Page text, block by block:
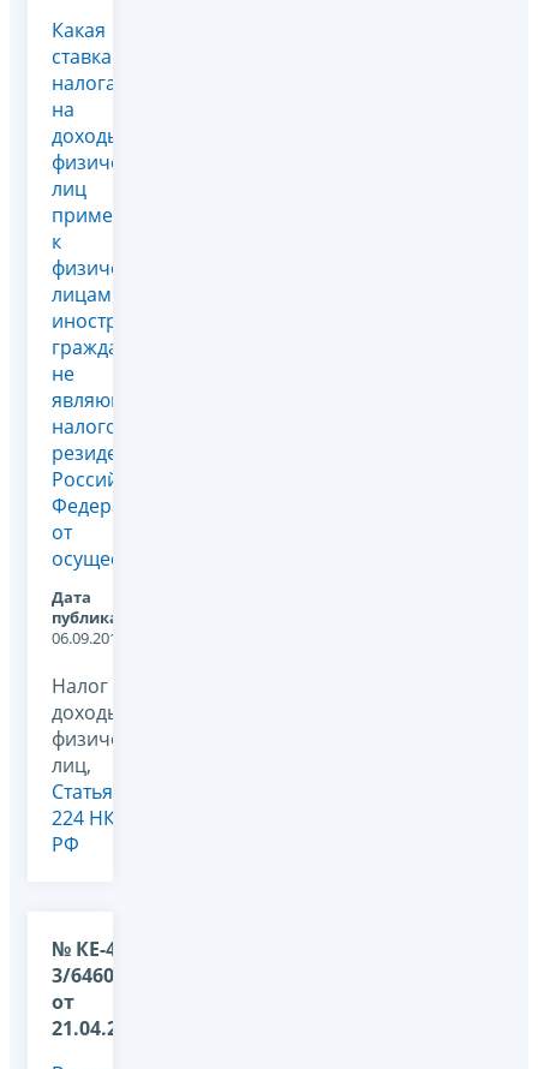
Какая
ставка
налога
на
доходы
физических
лиц
применяется
к
физическим
лицам –
иностранным
гражданам,
не
являющимся
налоговыми
резидентами
Российской
Федерации,
от
осуществлен...
Дата
публикации:
06.09.2011
Налог на
доходы
физических
лиц,
Статья
224 НК
РФ
№ КЕ-4-
3/6460@
от
21.04.2011